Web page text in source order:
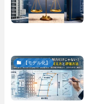
【モデル化】